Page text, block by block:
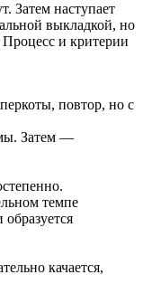
Затем наступает
выкладкой, но
и критерии
повтор, но с
Затем —
темпе
образуется
качается,